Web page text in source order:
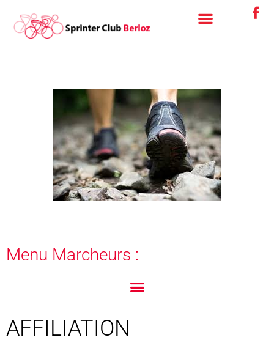
contenu
Menu Marcheurs :
AFFILIATION